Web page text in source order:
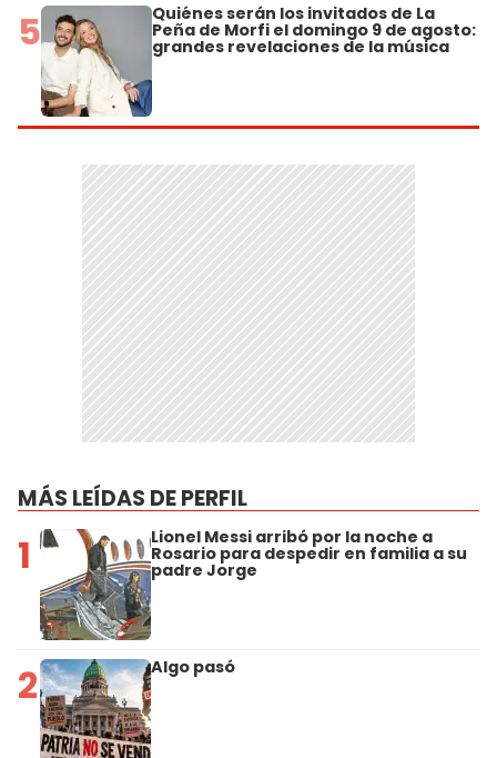
5 Quiénes serán los invitados de La
Peña de Morfi el domingo 9 de agosto:
grandes revelaciones de la música
MÁS LEÍDAS DE PERFIL
1 Lionel Messi arribó por la noche a
Rosario para despedir en familia a su
padre Jorge
2 Algo pasó